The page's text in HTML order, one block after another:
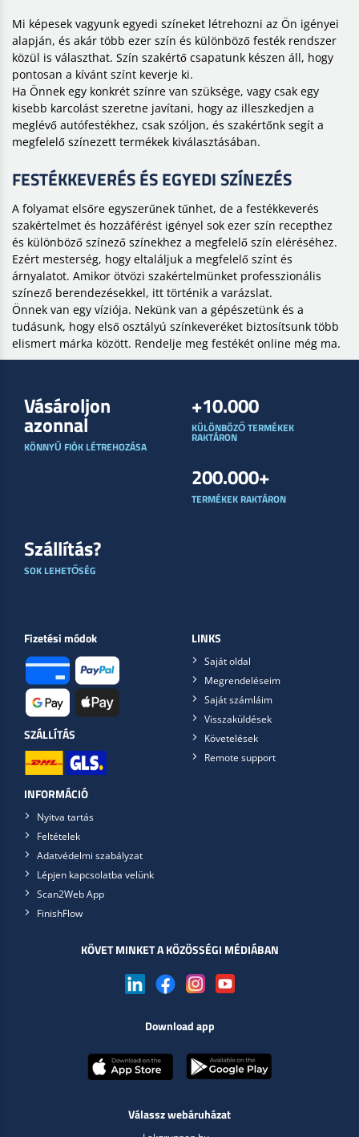
Mi képesek vagyunk egyedi színeket létrehozni az Ön igényei
alapján, és akár több ezer szín és különböző festék rendszer
közül is választhat. Szín szakértő csapatunk készen áll, hogy
pontosan a kívánt színt keverje ki.
Ha Önnek egy konkrét színre van szüksége, vagy csak egy
kisebb karcolást szeretne javítani, hogy az illeszkedjen a
meglévő autófestékhez, csak szóljon, és szakértőnk segít a
megfelelő színezett termékek kiválasztásában.
FESTÉKKEVERÉS ÉS EGYEDI SZÍNEZÉS
A folyamat elsőre egyszerűnek tűnhet, de a festékkeverés
szakértelmet és hozzáférést igényel sok ezer szín recepthez
és különböző színező színekhez a megfelelő szín eléréséhez.
Ezért mesterség, hogy eltaláljuk a megfelelő színt és
árnyalatot. Amikor ötvözi szakértelmünket professzionális
színező berendezésekkel, itt történik a varázslat.
Önnek van egy víziója. Nekünk van a gépészetünk és a
tudásunk, hogy első osztályú színkeveréket biztosítsunk több
elismert márka között. Rendelje meg festékét online még ma.
Vásároljon
azonnal
KÖNNYŰ FIÓK LÉTREHOZÁSA
+10.000
KÜLÖNBÖZŐ TERMÉKEK
RAKTÁRON
200.000+
TERMÉKEK RAKTÁRON
Szállítás?
SOK LEHETŐSÉG
Fizetési módok
SZÁLLÍTÁS
LINKS
Saját oldal
Megrendeléseim
Saját számláim
Visszaküldések
Követelések
Remote support
INFORMÁCIÓ
Nyitva tartás
Feltételek
Adatvédelmi szabályzat
Lépjen kapcsolatba velünk
Scan2Web App
FinishFlow
KÖVET MINKET A KÖZÖSSÉGI MÉDIÁBAN
Download app
Válassz webáruházat